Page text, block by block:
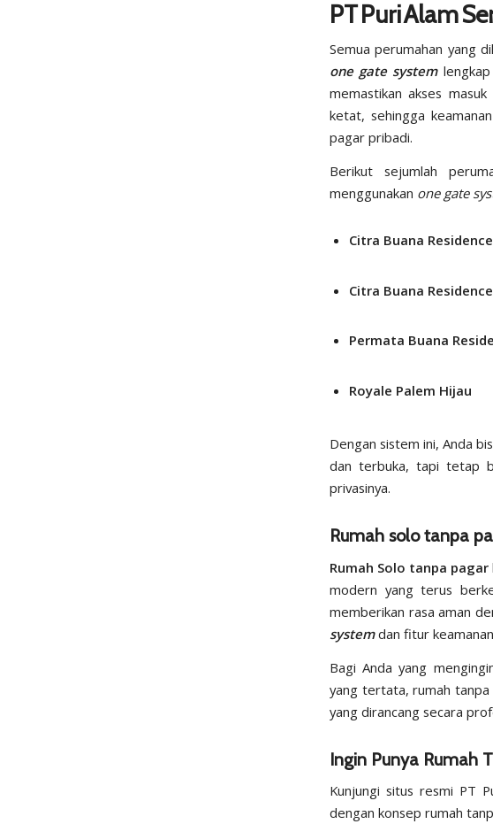
PT Puri Alam
Semua perumahan yang
one gate systemlengkap
memastikan akses
ketat, sehingga
pagar pribadi.
Berikut sejumlah
menggunakan one gate
Citra Buana Residence
Citra Buana
Permata Buana
Royale Palem Hijau
Dengan sistem ini, Anda
dan terbuka, tapi tetap
privasinya.
Rumah solo tanpa
Rumah Solo tanpa pagar
modern yang terus
memberikan rasa aman
systemdan fitur
Bagi Anda yang
yang tertata, rumah tanpa
yang dirancang secara
Ingin Punya Rumah
Kunjungi situs resmi PT
dengan konsep rumah